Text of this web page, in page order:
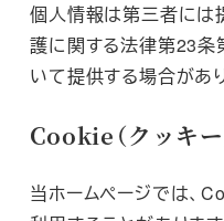
個人情報は第三者には
護に関する法律第23条
いて提供する場合があ
Cookie（クッキ
当ホームページでは、